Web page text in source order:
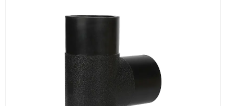
Parameter:
Ciri terbesar produk ini ialah prestasi pengedapnya yang
lebih baik. Melalui teknologi dok panas cair, kepa...